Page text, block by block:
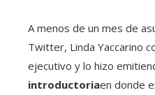
A menos de un mes de
Twitter, Linda Yaccarino
ejecutivo y lo hizo
introductoriaen donde